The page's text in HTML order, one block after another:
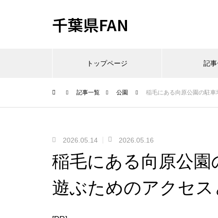
千葉県FAN
トップページ 記
記事一覧 公園 稲毛にある向原公園の駐
2026.05.14 2026.05.16
稲毛にある向原公園
遊ぶためのアクセス